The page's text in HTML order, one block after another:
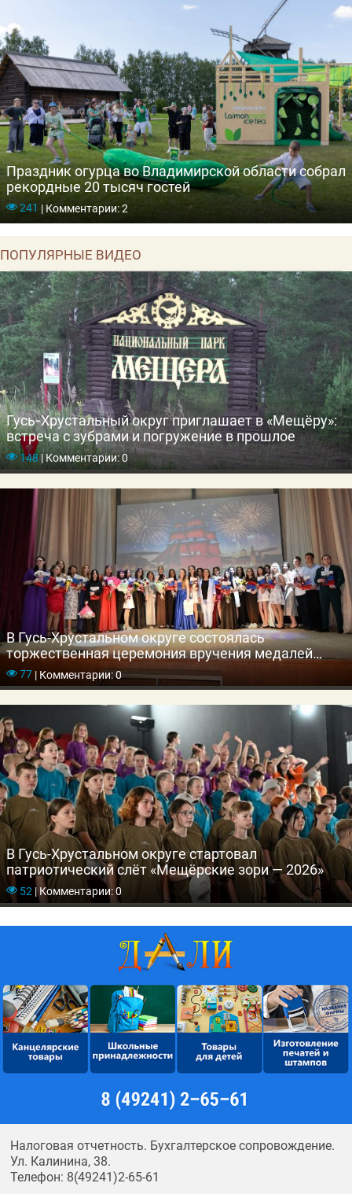
Праздник огурца во Владимирской области собрал
рекордные 20 тысяч гостей
241 |Комментарии: 2
ПОПУЛЯРНЫЕ ВИДЕО
Гусь‑Хрустальный округ приглашает в «Мещёру»:
встреча с зубрами и погружение в прошлое
148 |Комментарии: 0
В Гусь-Хрустальном округе состоялась
торжественная церемония вручения медалей
выпускникам школ
77 |Комментарии: 0
В Гусь-Хрустальном округе стартовал
патриотический слёт «Мещёрские зори — 2026»
52 |Комментарии: 0
Налоговая отчетность. Бухгалтерское сопровождение.
Ул. Калинина, 38.
Телефон: 8(49241)2-65-61